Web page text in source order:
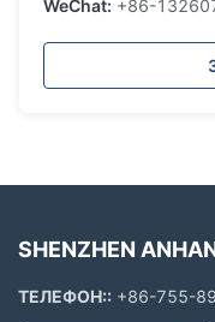
WeChat: +86-
SHENZHEN
ТЕЛЕФОН:: +86-755-